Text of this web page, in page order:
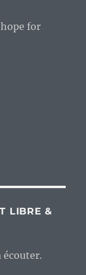
for
LIBRE &